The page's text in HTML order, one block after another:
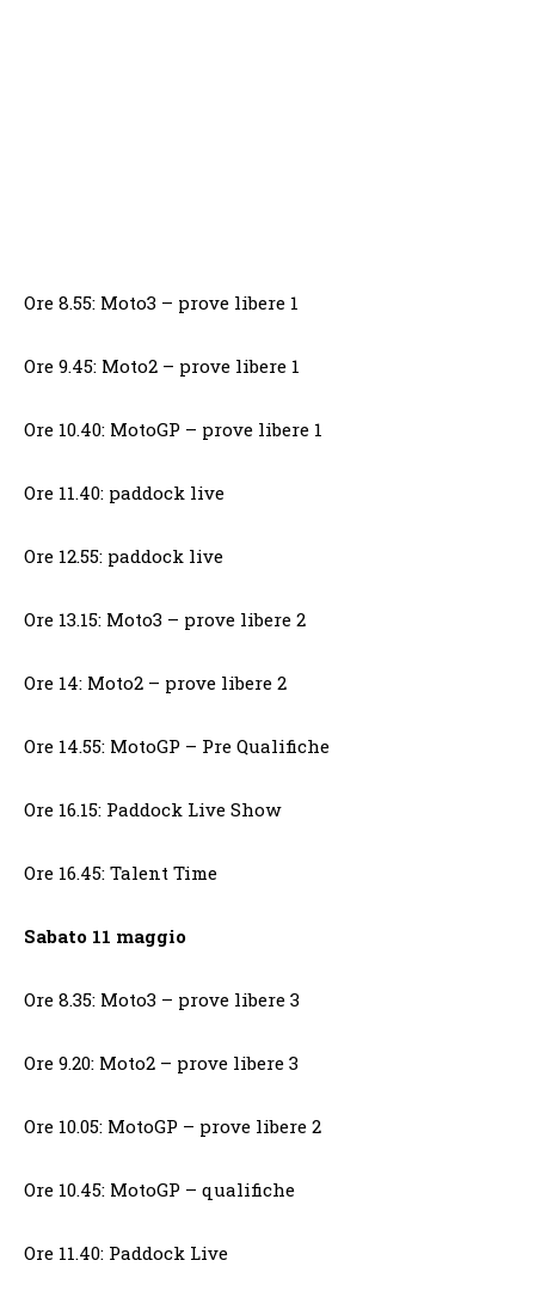
Ore 8.55: Moto3 – prove libere 1
Ore 9.45: Moto2 – prove libere 1
Ore 10.40: MotoGP – prove libere 1
Ore 11.40: paddock live
Ore 12.55: paddock live
Ore 13.15: Moto3 – prove libere 2
Ore 14: Moto2 – prove libere 2
Ore 14.55: MotoGP – Pre Qualifiche
Ore 16.15: Paddock Live Show
Ore 16.45: Talent Time
Sabato 11 maggio
Ore 8.35: Moto3 – prove libere 3
Ore 9.20: Moto2 – prove libere 3
Ore 10.05: MotoGP – prove libere 2
Ore 10.45: MotoGP – qualifiche
Ore 11.40: Paddock Live